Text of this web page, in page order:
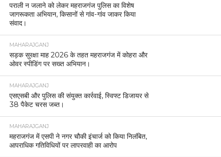
पराली न जलाने को लेकर महराजगंज पुलिस का विशेष
जागरूकता अभियान, किसानों से गांव-गांव जाकर किया
संवाद।
MAHARAJGANJ
सड़क सुरक्षा माह 2026 के तहत महराजगंज में कोहरा और
ओवर स्पीडिंग पर सख्त अभियान।
MAHARAJGANJ
एसएसबी और पुलिस की संयुक्त कार्रवाई, स्विफ्ट डिजायर से
38 पैकेट चरस जब्त।
MAHARAJGANJ
महराजगंज में एसपी ने नगर चौकी इंचार्ज को किया निलंबित,
आपराधिक गतिविधियों पर लापरवाही का आरोप